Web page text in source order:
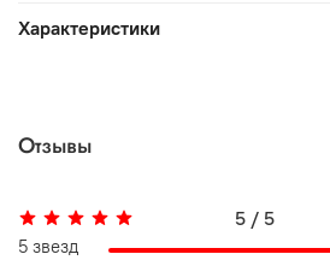
Характеристики
Отзывы
5 / 5
5 звезд